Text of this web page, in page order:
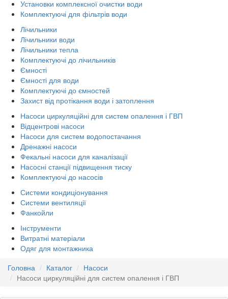
Установки комплексної очистки води
Комплектуючі для фільтрів води
Лічильники
Лічильники води
Лічильники тепла
Комплектуючі до лічильників
Ємності
Ємності для води
Комплектуючі до ємностей
Захист від протікання води і затоплення
Насоси циркуляційні для систем опалення і ГВП
Відцентрові насоси
Насоси для систем водопостачання
Дренажні насоси
Фекальні насоси для каналізації
Насосні станції підвищення тиску
Комплектуючі до насосів
Системи кондиціонування
Системи вентиляції
Фанкойли
Інструменти
Витратні матеріали
Одяг для монтажника
Головна
Каталог
Насоси
Насоси циркуляційні для систем опалення і ГВП